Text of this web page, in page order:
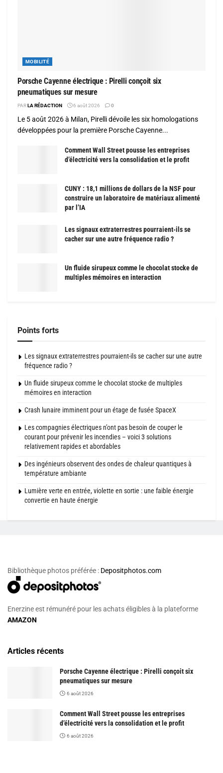
MOBILITÉ
Porsche Cayenne électrique : Pirelli conçoit six
pneumatiques sur mesure
PARLA RÉDACTION 6 août 2026 0
Le 5 août 2026 à Milan, Pirelli dévoile les six homologations
développées pour la première Porsche Cayenne...
Comment Wall Street pousse les entreprises
d’électricité vers la consolidation et le profit
CUNY : 18,1 millions de dollars de la NSF pour
construire un laboratoire de matériaux alimenté
par l’IA
Les signaux extraterrestres pourraient-ils se
cacher sur une autre fréquence radio ?
Un fluide sirupeux comme le chocolat stocke de
multiples mémoires en interaction
Points forts
Les signaux extraterrestres pourraient-ils se cacher sur une autre
fréquence radio ?
Un fluide sirupeux comme le chocolat stocke de multiples
mémoires en interaction
Crash lunaire imminent pour un étage de fusée SpaceX
Les compagnies électriques n’ont pas besoin de couper le
courant pour prévenir les incendies – voici 3 solutions
relativement rapides et abordables
Des ingénieurs observent des ondes de chaleur quantiques à
température ambiante
Lumière verte en entrée, violette en sortie : une faible énergie
convertie en haute énergie
Bibliothèque photos préférée : Depositphotos.com
Enerzine est rémunéré pour les achats éligibles à la plateforme
AMAZON
Articles récents
Porsche Cayenne électrique : Pirelli conçoit six
pneumatiques sur mesure
6 août 2026
Comment Wall Street pousse les entreprises
d’électricité vers la consolidation et le profit
6 août 2026